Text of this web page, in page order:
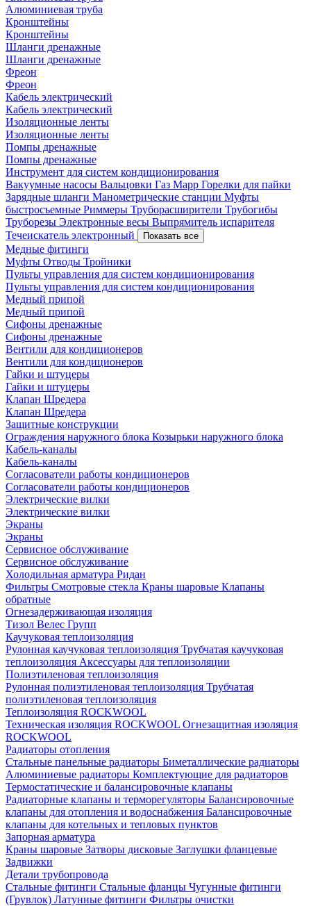
Алюминиевая труба
Кронштейны
Кронштейны
Шланги дренажные
Шланги дренажные
Фреон
Фреон
Кабель электрический
Кабель электрический
Изоляционные ленты
Изоляционные ленты
Помпы дренажные
Помпы дренажные
Инструмент для систем кондиционирования
Вакуумные насосы Вальцовки Газ Mapp Горелки для пайки
Зарядные шланги Манометрические станции Муфты
быстросъемные Риммеры Труборасширители Трубогибы
Труборезы Электронные весы Выпрямитель испарителя
Течеискатель электронный
Показать все
Медные фитинги
Муфты Отводы Тройники
Пульты управления для систем кондиционирования
Пульты управления для систем кондиционирования
Медный припой
Медный припой
Сифоны дренажные
Сифоны дренажные
Вентили для кондиционеров
Вентили для кондиционеров
Гайки и штуцеры
Гайки и штуцеры
Клапан Шредера
Клапан Шредера
Защитные конструкции
Ограждения наружного блока Козырьки наружного блока
Кабель-каналы
Кабель-каналы
Согласователи работы кондиционеров
Согласователи работы кондиционеров
Электрические вилки
Электрические вилки
Экраны
Экраны
Сервисное обслуживание
Сервисное обслуживание
Холодильная арматура Ридан
Фильтры Смотровые стекла Краны шаровые Клапаны
обратные
Огнезадерживающая изоляция
Тизол Велес Групп
Каучуковая теплоизоляция
Рулонная каучуковая теплоизоляция Трубчатая каучуковая
теплоизоляция Аксессуары для теплоизоляции
Полиэтиленовая теплоизоляция
Рулонная полиэтиленовая теплоизоляция Трубчатая
полиэтиленовая теплоизоляция
Теплоизоляция ROCKWOOL
Техническая изоляция ROCKWOOL Огнезащитная изоляция
ROCKWOOL
Радиаторы отопления
Стальные панельные радиаторы Биметаллические радиаторы
Алюминиевые радиаторы Комплектующие для радиаторов
Термостатические и балансировочные клапаны
Радиаторные клапаны и терморегуляторы Балансировочные
клапаны для отопления и водоснабжения Балансировочные
клапаны для котельных и тепловых пунктов
Запорная арматура
Краны шаровые Затворы дисковые Заглушки фланцевые
Задвижки
Детали трубопровода
Стальные фитинги Стальные фланцы Чугунные фитинги
(Грувлок) Латунные фитинги Фильтры очистки